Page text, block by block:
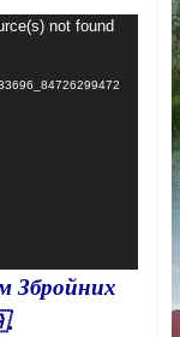
not found
Збройних
.